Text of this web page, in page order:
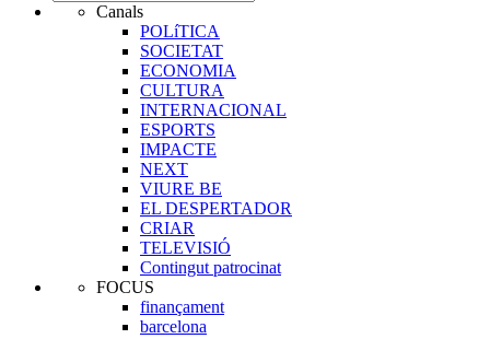
Canals
POLíTICA
SOCIETAT
ECONOMIA
CULTURA
INTERNACIONAL
ESPORTS
IMPACTE
NEXT
VIURE BE
EL DESPERTADOR
CRIAR
TELEVISIÓ
Contingut patrocinat
FOCUS
finançament
barcelona